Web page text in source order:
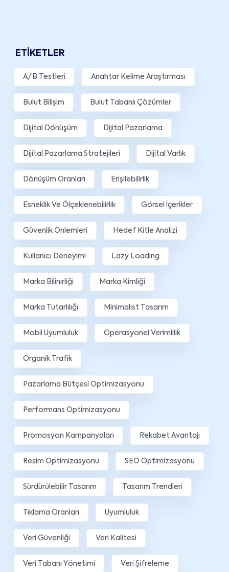
ETIKETLER
A/B Testleri Anahtar Kelime Araştırması
Bulut Bilişim Bulut Tabanlı Çözümler
Dijital Dönüşüm Dijital Pazarlama
Dijital Pazarlama Stratejileri Dijital Varlık
Dönüşüm Oranları Erişilebilirlik
Esneklik Ve Ölçeklenebilirlik Görsel İçerikler
Güvenlik Önlemleri Hedef Kitle Analizi
Kullanıcı Deneyimi Lazy Loading
Marka Bilinirliği Marka Kimliği
Marka Tutarlılığı Minimalist Tasarım
Mobil Uyumluluk Operasyonel Verimlilik
Organik Trafik
Pazarlama Bütçesi Optimizasyonu
Performans Optimizasyonu
Promosyon Kampanyaları Rekabet Avantajı
Resim Optimizasyonu SEO Optimizasyonu
Sürdürülebilir Tasarım Tasarım Trendleri
Tıklama Oranları Uyumluluk
Veri Güvenliği Veri Kalitesi
Veri Tabanı Yönetimi Veri Şifreleme